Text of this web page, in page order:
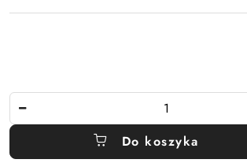
Do koszyka